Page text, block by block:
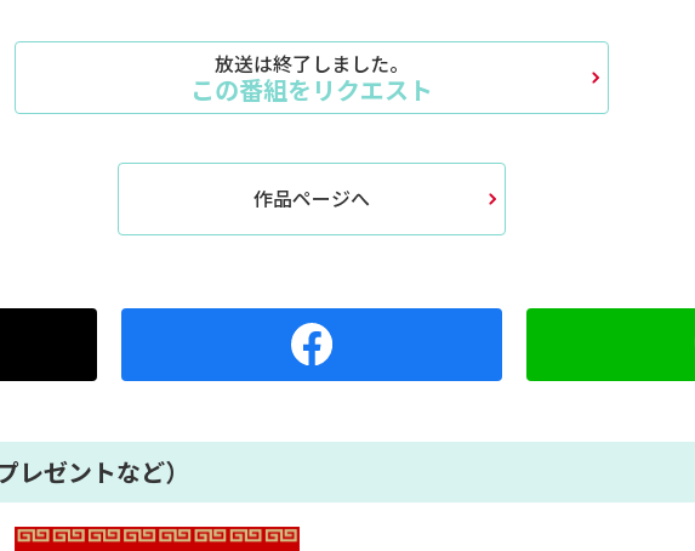
放送は終了しました。
この番組をリクエスト
作品ページへ
レゼントなど）